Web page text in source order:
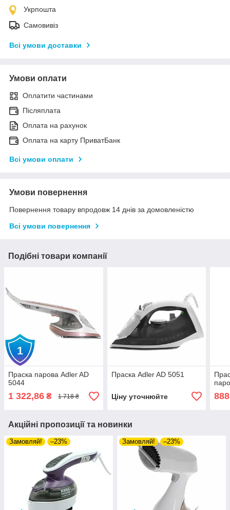
Укрпошта
Самовивіз
Всі умови доставки
Умови оплати
Оплатити частинами
Післяплата
Оплата на рахунок
Оплата на карту ПриватБанк
Всі умови оплати
Умови повернення
Повернення товару впродовж 14 днів за домовленістю
Всі умови повернення
Подібні товари компанії
Праска парова Adler AD
5044
1 322,86 ₴ 1 718 ₴
Праска Adler AD 5051
Ціну уточнюйте
Акційні пропозиції та новинки
Замовляй! –23% Замовляй! –23%